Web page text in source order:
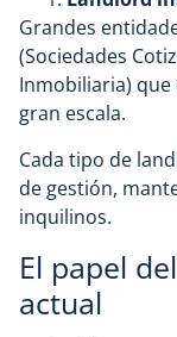
Grandes
(Sociedades
Inmobiliaria)
gran escala.
Cada tipo de
de gestión,
inquilinos.
El papel
actual